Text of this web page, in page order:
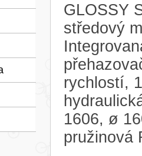
GLOSSY
středový
rychlostí,
1606, ø
pružinová